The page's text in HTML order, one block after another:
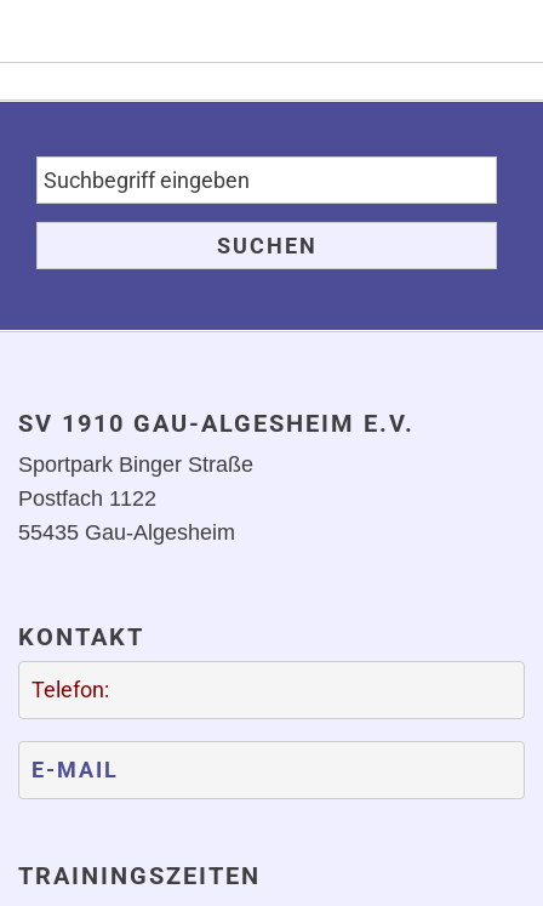
SV 1910 GAU-ALGESHEIM E.V.
Sportpark Binger Straße
Postfach 1122
55435 Gau-Algesheim
KONTAKT
Telefon:
E-MAIL
TRAININGSZEITEN